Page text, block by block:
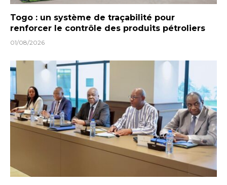
Togo : un système de traçabilité pour
renforcer le contrôle des produits pétroliers
01/08/2026